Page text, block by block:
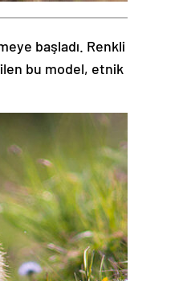
başladı. Renkli
bu model, etnik